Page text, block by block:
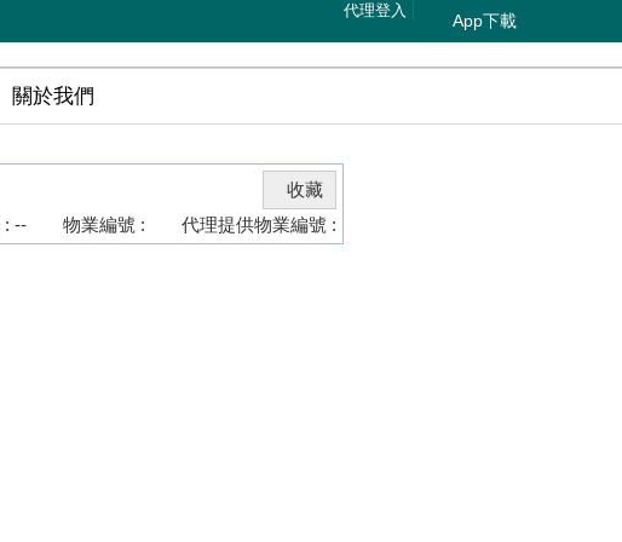
App下載
代理登入
關於我們
收藏
代理提供物業編號 :
物業編號 :
: --